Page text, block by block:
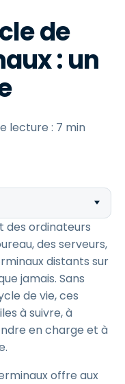
de
: un
lecture : 7 min
des ordinateurs
des serveurs,
distants sur
jamais. Sans
de vie, ces
à suivre, à
en charge et à
offre aux